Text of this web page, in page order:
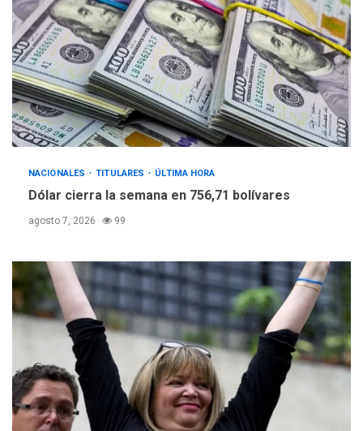
NACIONALES TITULARES ÚLTIMA HORA
Dólar cierra la semana en 756,71 bolívares
agosto 7, 2026 99